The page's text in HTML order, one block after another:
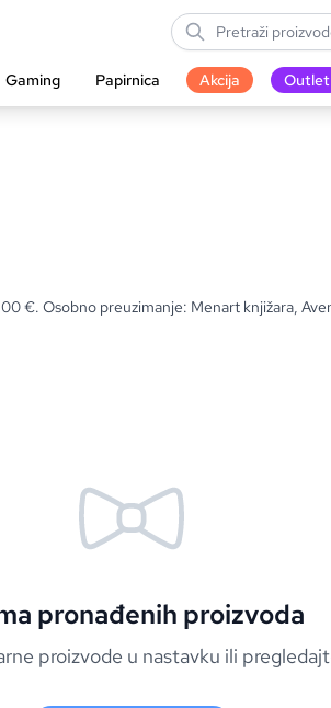
Gaming Papirnica Akcija Outlet
€. Osobno preuzimanje: Menart knjižara,
pronađenih proizvoda
proizvode u nastavku ili